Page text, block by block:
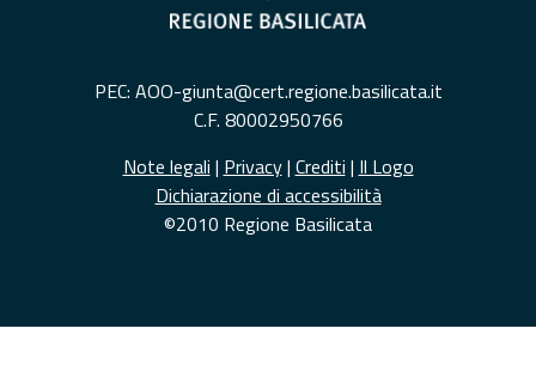
PEC: AOO-giunta@cert.regione.basilicata.it
C.F. 80002950766
Note legali | Privacy| Crediti | Il Logo
Dichiarazione di accessibilità
©2010 Regione Basilicata